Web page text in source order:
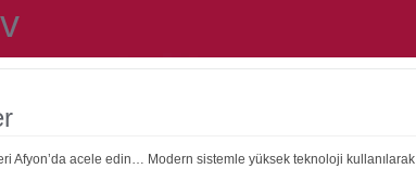
Afyon’da acele edin… Modern sistemle yüksek teknoloji kullanılarak